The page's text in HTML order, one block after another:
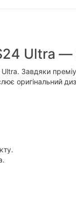
Ultra —
Завдяки
оригінальний